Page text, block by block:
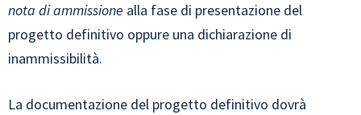
nota di ammissione alla fase di presentazione del
progetto definitivo oppure una dichiarazione di
inammissibilità.
La documentazione del progetto definitivo dovrà